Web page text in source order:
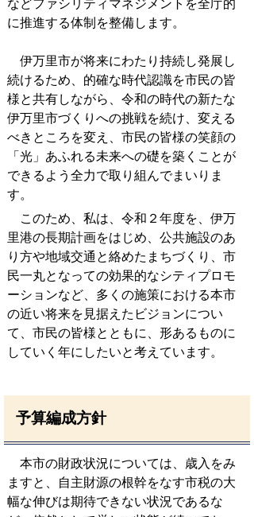
などファシリティマネジメントを全庁的
に推進する体制を整備します。
伊万里市が将来にわたり持続し発展し
続けるため、的確な時代認識を市民の皆
様と共有しながら、令和の時代の新たな
伊万里市づくりへの挑戦を続け、変える
べきところを変え、市民の皆様の笑顔の
「光」あふれる未来への礎を築くことが
できるよう全力で取り組んでまいりま
す。
このため、私は、令和２年度を、伊万
里港の長期計画をはじめ、公共施設のあ
り方や地域交通と絡めたまちづくり、市
民一丸となっての効果的なシティプロモ
ーションなど、多くの施策における本市
の近い将来を見据えたビジョンについ
て、市民の皆様とともに、形あるものに
していく年にしたいと考えています。
予算編成方針
本市の財政状況については、歳入をみ
ますと、自主財源の根幹をなす市税の大
幅な伸びは期待できない状況であるな